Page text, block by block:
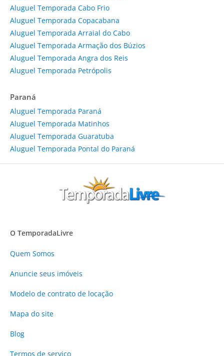
Aluguel Temporada Cabo Frio
Aluguel Temporada Copacabana
Aluguel Temporada Arraial do Cabo
Aluguel Temporada Armação dos Búzios
Aluguel Temporada Angra dos Reis
Aluguel Temporada Petrópolis
Paraná
Aluguel Temporada Paraná
Aluguel Temporada Matinhos
Aluguel Temporada Guaratuba
Aluguel Temporada Pontal do Paraná
O TemporadaLivre
Quem Somos
Anuncie seus imóveis
Modelo de contrato de locação
Mapa do site
Blog
Termos de serviço